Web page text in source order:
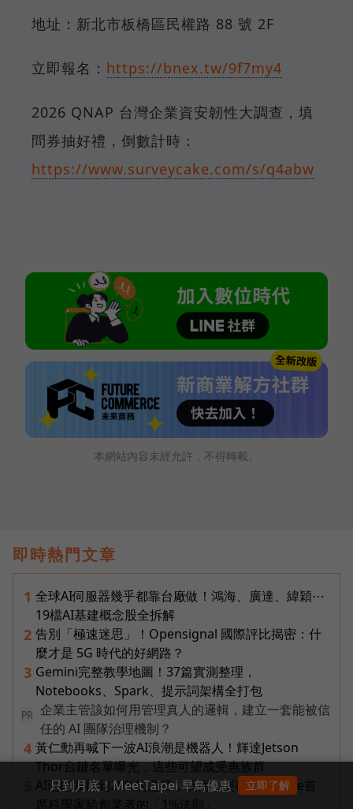
地址：新北市板橋區民權路 88 號 2F
立即報名： https://bnex.tw/9f7my4
2026 QNAP 台灣企業資安韌性大調查，填
問券抽好禮，倒數計時：
https://www.surveycake.com/s/q4abw
本網站內容未經允許，不得轉載。
即時熱門文章
1 全球AI伺服器幾乎都靠台廠做！鴻海、廣達、緯穎⋯
19檔AI基建概念股全拆解
2 告別「極速迷思」！Opensignal 國際評比揭密：什
麼才是 5G 時代的好網路？
3 Gemini完整教學地圖！37篇實測整理，
Notebooks、Spark、提示詞架構全打包
PR
企業主管該如何用管理真人的邏輯，建立一套能被信
任的 AI 團隊治理機制？
4 黃仁勳再喊下一波AI浪潮是機器人！輝達Jetson
Thor台鏈名單曝光，這些可望成受惠族群
AI已經做得到20%的題目，反而不要碰！Google首
席科學家給創業者的「1%法則」
只到月底！MeetTaipei 早鳥優惠 立即了解